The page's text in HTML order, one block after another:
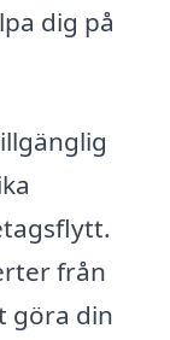
dig på
från
göra din